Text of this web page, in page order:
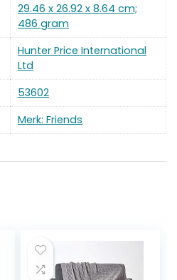
‎29.46 x 26.92 x 8.64 cm;
486 gram
‎Hunter Price International
Ltd
‎53602
Merk: Friends